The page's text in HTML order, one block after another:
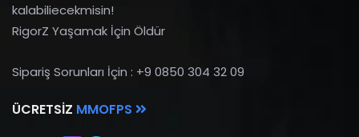
kalabiliecekmisin!
RigorZ Yaşamak İçin Öldür
Sipariş Sorunları İçin : +9 0850 304 32 09
ÜCRETSIZ MMOFPS